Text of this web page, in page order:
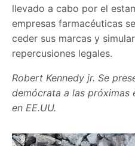
llevado a cabo por el
empresas farmacéuticas
ceder sus marcas y
repercusiones legales.
Robert Kennedy jr. Se
demócrata a las próximas
en EE.UU.